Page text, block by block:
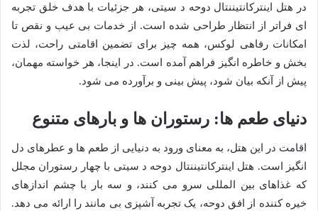
در هتل اینترکانتیننتال دوحه د سیتی، هر جزئیات با هدف خلق تجربه
ای فراتر از انتظار طراحی شده است. از خدمات بی عیب و نقص تا
امکانات رفاهی لوکس، همه چیز برای تضمین اقامتی راحت، لذت
بخش و خاطره انگیز فراهم آمده است. در اینجا، هر خواسته مهمان،
پیش از آنکه بیان شود، پیش بینی و برآورده می شود.
دنیای طعم ها: رستوران ها و بارهای متنوع
اقامت در این هتل، به معنای ورود به دنیایی از طعم ها و عطرهای دل
انگیز است. هتل اینترکانتیننتال دوحه د سیتی با چهار رستوران مجلل
که غذاهای بین المللی سرو می کنند، و سه بار با چشم اندازهای
خیره کننده از افق دوحه، یک تجربه آشپزی بی مانند را ارائه می دهد.